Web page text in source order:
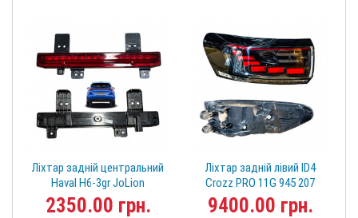
Ліхтар задній центральний
Haval H6-3gr JoLion
4116300XKN01A (Хавал)
2350.00 грн.
Ліхтар задній лівий ID4
Crozz PRO 11G 945 207
9400.00 грн.